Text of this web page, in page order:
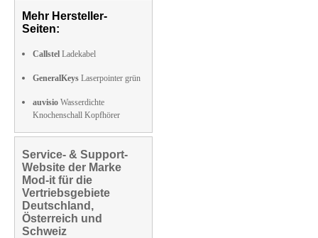
Mehr Hersteller-
Seiten:
Callstel Ladekabel
GeneralKeys Laserpointer grün
auvisio Wasserdichte
Knochenschall Kopfhörer
Service- & Support-
Website der Marke
Mod-it für die
Vertriebsgebiete
Deutschland,
Österreich und
Schweiz